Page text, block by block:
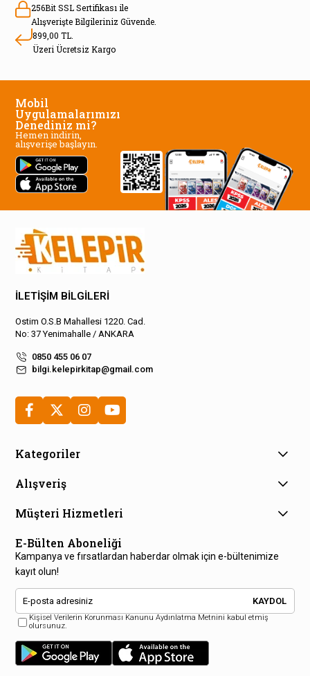
256Bit SSL Sertifikası ile
Alışverişte Bilgileriniz Güvende.
899,00 TL.
Üzeri Ücretsiz Kargo
Mobil
Uygulamalarımızı
Denediniz mi?
Hemen indirin,
alışverişe başlayın.
İLETİŞİM BİLGİLERİ
Ostim O.S.B Mahallesi 1220. Cad.
No: 37 Yenimahalle / ANKARA
0850 455 06 07
bilgi.kelepirkitap@gmail.com
Kategoriler
Alışveriş
Müşteri Hizmetleri
E-Bülten Aboneliği
Kampanya ve fırsatlardan haberdar olmak için e-bültenimize
kayıt olun!
KAYDOL
Kişisel Verilerin Korunması Kanunu Aydınlatma Metnini kabul etmiş
olursunuz.